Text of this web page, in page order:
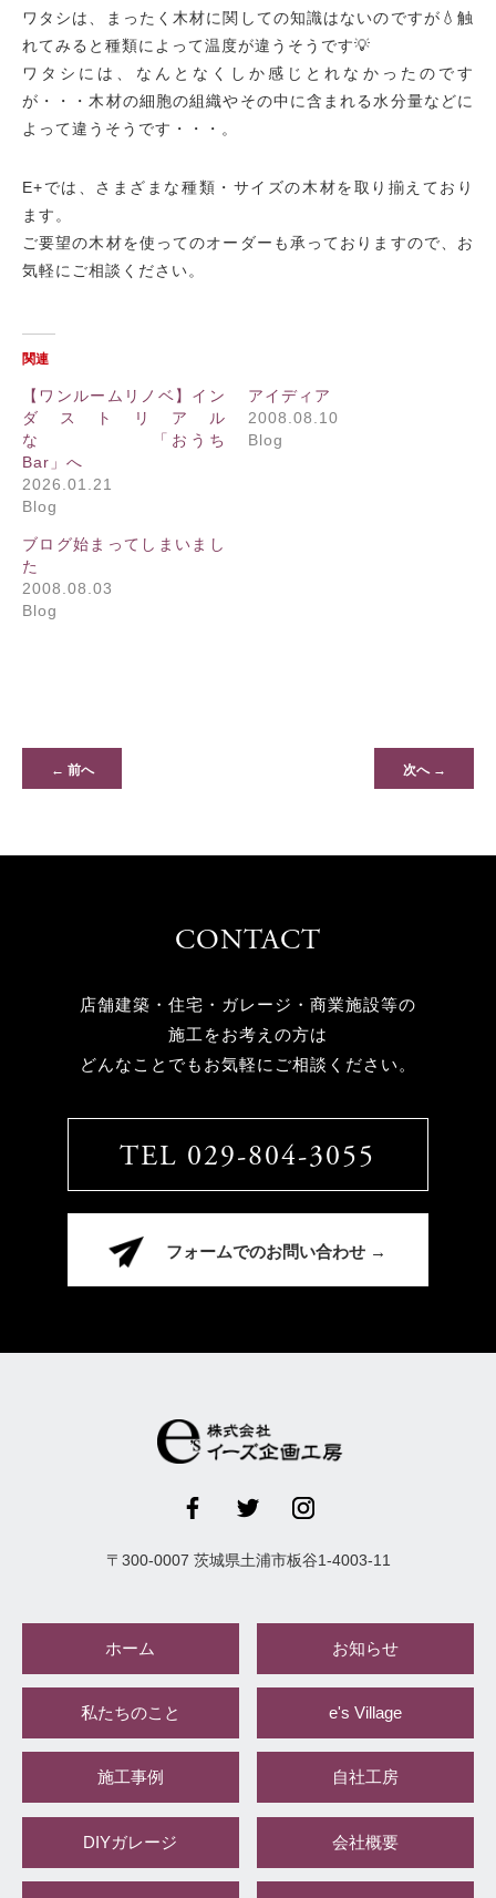
ワタシは、まったく木材に関しての知識はないのですが💧 触
れてみると種類によって温度が違うそうです💡
ワタシには、なんとなくしか感じとれなかったのです
が・・・ 木材の細胞の組織やその中に含まれる水分量などに
よって違うそうです・・・。
E+では、さまざまな種類・サイズの木材を取り揃えており
ます。
ご要望の木材を使ってのオーダーも承っておりますので、 お
気軽にご相談ください。
関連
【ワンルームリノベ】イン
ダストリアル
な 「おうち
Bar」へ
2026.01.21
Blog
アイディア
2008.08.10
Blog
ブログ始まってしまいまし
た
2008.08.03
Blog
← 前へ 次へ →
CONTACT
店舗建築・住宅・ガレージ・商業施設等の
施工をお考えの方は
どんなことでもお気軽にご相談ください。
TEL 029-804-3055
フォームでのお問い合わせ →
〒 300-0007 茨城県土浦市板谷1-4003-11
ホーム お知らせ
私たちのこと e's Village
施工事例 自社工房
DIYガレージ 会社概要